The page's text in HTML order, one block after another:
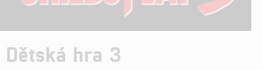
Dětská hra 3